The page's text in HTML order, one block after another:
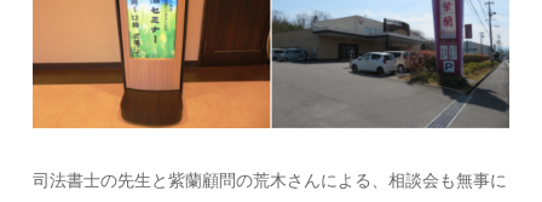
司法書士の先生と紫蘭顧問の荒木さんによる、相談会も無事に